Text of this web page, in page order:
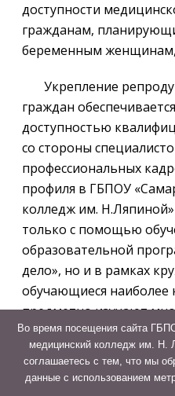
доступности
гражданам,
беременным
Укрепление
граждан
доступностью
со стороны
профессиональных
профиля в ГБПОУ
колледж им. Н.Ляпиной»
только с помощью
образовательной
дело», но и в рамках
обучающиеся наиболее
предметно изучают
проблемы по
15 октября 2025 г. в
колледже имени
Во время посещения сайта
медицинский колледж им. Н.
соглашаетесь с тем, что мы
данные с использованием